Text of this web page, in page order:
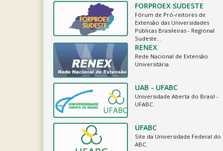
FORPROEX SUDESTE
Fórum de Pró-reitores de
Extensão das Universidades
Públicas Brasileiras - Regional
Sudeste…
RENEX
Rede Nacional de Extensão
Universitária.
UAB - UFABC
Universidade Aberta do Brasil -
UFABC.
UFABC
Site da Universidade Federal do
ABC.